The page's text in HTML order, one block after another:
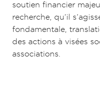
soutien financier
recherche, qu’il
fondamentale,
des actions à visées
associations.